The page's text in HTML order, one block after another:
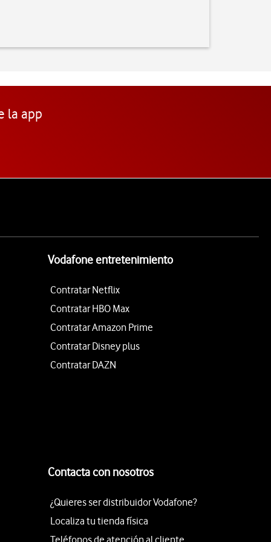
la app
Vodafone entretenimiento
Contratar Netflix
Contratar HBO Max
Contratar Amazon Prime
Contratar Disney plus
Contratar DAZN
Contacta con nosotros
¿Quieres ser distribuidor Vodafone?
Localiza tu tienda física
Teléfonos de atención al cliente